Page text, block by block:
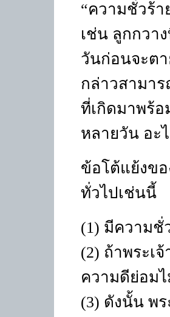
“ความชั่วร้า
เช่น ลูกกวา
วันก่อนจะต
กล่าวสามา
ที่เกิดมาพร้
หลายวัน อะ
ข้อโต้แย้งข
ทั่วไปเช่นนี้
(1) มีความชั่
(2) ถ้าพระเ
ความดีย่อม
(3) ดังนั้น พ